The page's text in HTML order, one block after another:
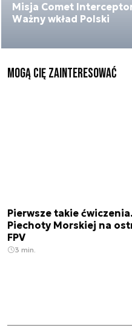
Misja Comet
Ważny wkład Polski
Mogą Cię zainteresować
Pierwsze takie
Piechoty Morskiej na
FPV
3 min.